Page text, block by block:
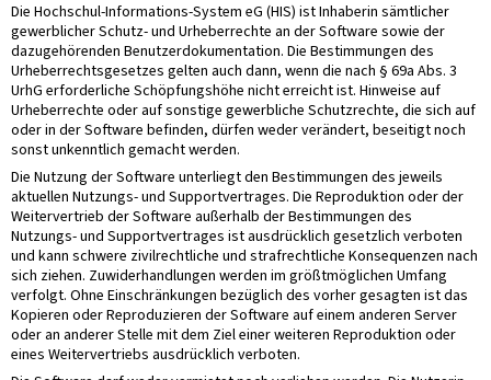
Die Hochschul-Informations-System eG (HIS) ist Inhaberin sämtlicher
gewerblicher Schutz- und Urheberrechte an der Software sowie der
dazugehörenden Benutzerdokumentation. Die Bestimmungen des
Urheberrechtsgesetzes gelten auch dann, wenn die nach § 69a Abs. 3
UrhG erforderliche Schöpfungshöhe nicht erreicht ist. Hinweise auf
Urheberrechte oder auf sonstige gewerbliche Schutzrechte, die sich auf
oder in der Software befinden, dürfen weder verändert, beseitigt noch
sonst unkenntlich gemacht werden.
Die Nutzung der Software unterliegt den Bestimmungen des jeweils
aktuellen Nutzungs- und Supportvertrages. Die Reproduktion oder der
Weitervertrieb der Software außerhalb der Bestimmungen des
Nutzungs- und Supportvertrages ist ausdrücklich gesetzlich verboten
und kann schwere zivilrechtliche und strafrechtliche Konsequenzen nach
sich ziehen. Zuwiderhandlungen werden im größtmöglichen Umfang
verfolgt. Ohne Einschränkungen bezüglich des vorher gesagten ist das
Kopieren oder Reproduzieren der Software auf einem anderen Server
oder an anderer Stelle mit dem Ziel einer weiteren Reproduktion oder
eines Weitervertriebs ausdrücklich verboten.